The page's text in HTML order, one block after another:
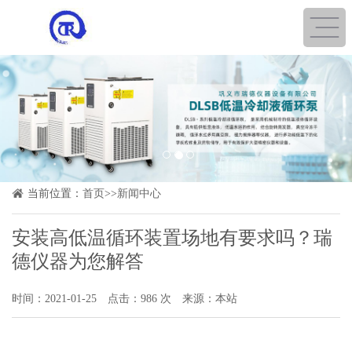
1 2 3
当前位置： 首页>>新闻中心
安装高低温循环装置场地有要求吗？瑞
德仪器为您解答
时间：2021-01-25 点击：986 次 来源：本站